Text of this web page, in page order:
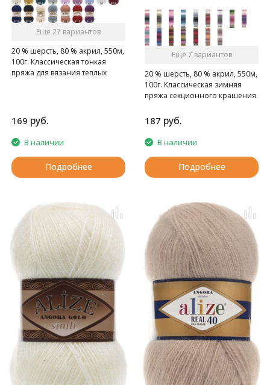
Ещё 27 вариантов
20 % шерсть, 80 % акрил, 550м,
100г. Классическая тонкая
пряжа для вязания теплых
169 руб.
В наличии
Подробнее
Ещё 7 вариантов
20 % шерсть, 80 % акрил, 550м,
100г. Классическая зимняя
пряжа секционного крашения.
187 руб.
В наличии
Подробнее